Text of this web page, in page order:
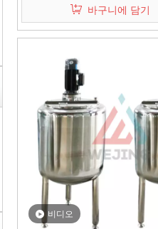
바구니에 담기
비디오